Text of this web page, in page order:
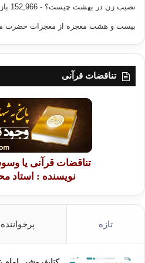
قۆناغی داهێنان، بەڕێوەبردنی کات
شتە .
لە ڕووی ڕێکخستنی کاتەوە،
دابنیشین و لەسەر چەند شتێکی
لەوانەش :
۱- لەگەڵیاندا دابنیشین و
کاتەکان بەپێی ڕۆژو هەفتەو مانگ و
دابنێین بۆ کاتی گەشەپێدانی
بکرێنەوە، ئەمەش بەڕێگەی
ڕێگەی قسەی خۆش و گاڵتەکردنەوە
لەم کاتەدا زۆربەی گەنجانی
نصیب زن در بهشت چیست؟ - 152,966 بازدید
بیست و هشت معجزه از معجزات حضرت
تناقضات قرآنی
تناقضات قرآنی یا
نویسنده : استاد
تازه پرخواننده